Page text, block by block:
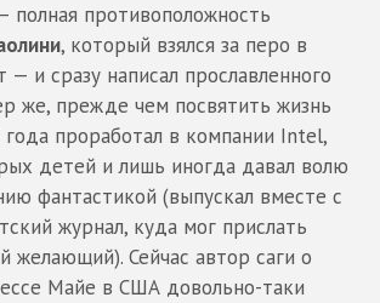
полная противоположность
, который взялся за перо в
— и сразу написал прославленного
же, прежде чем посвятить жизнь
года проработал в компании Intel,
детей и лишь иногда давал волю
фантастикой (выпускал вместе с
журнал, куда мог прислать
желающий). Сейчас автор саги о
Майе в США довольно-таки